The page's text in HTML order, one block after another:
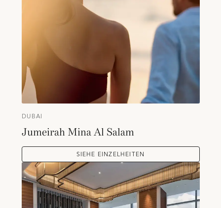
DUBAI
Jumeirah Mina Al Salam
SIEHE EINZELHEITEN